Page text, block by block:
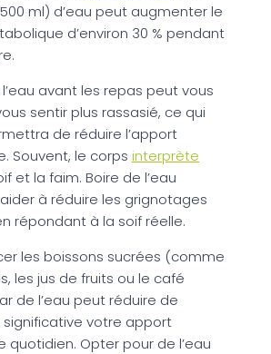
ml) d’eau peut augmenter le
d’environ 30 % pendant
avant les repas peut vous
sentir plus rassasié, ce qui
de réduire l’apport
Souvent, le corps interprète
et la faim. Boire de l’eau
à réduire les grignotages
répondant à la soif réelle.
les boissons sucrées (comme
les jus de fruits ou le café
de l’eau peut réduire de
votre apport
quotidien. Opter pour de l’eau